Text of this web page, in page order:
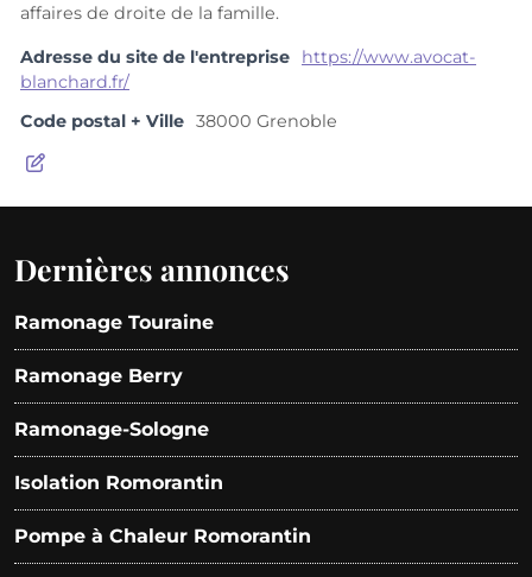
affaires de droite de la famille.
Adresse du site de l'entreprise
https://www.avocat-
blanchard.fr/
Code postal + Ville 38000 Grenoble
Dernières annonces
Ramonage Touraine
Ramonage Berry
Ramonage-Sologne
Isolation Romorantin
Pompe à Chaleur Romorantin